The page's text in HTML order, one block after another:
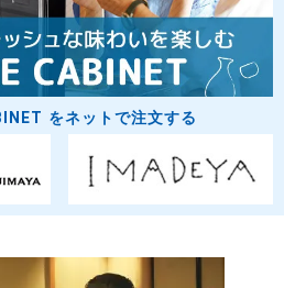
をネットで注文する